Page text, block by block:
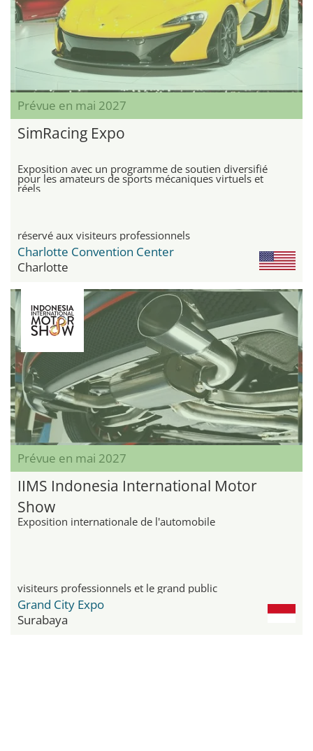
Prévue en mai 2027
SimRacing Expo
Exposition avec un programme de soutien diversifié
pour les amateurs de sports mécaniques virtuels et
réels
réservé aux visiteurs professionnels
Charlotte Convention Center
Charlotte
Prévue en mai 2027
IIMS Indonesia International Motor
Show
Exposition internationale de l'automobile
visiteurs professionnels et le grand public
Grand City Expo
Surabaya